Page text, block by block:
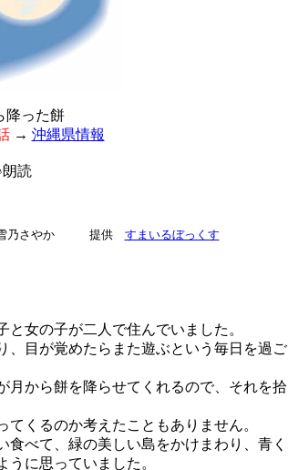
降った餅
→ 沖縄県情報
朗読
さやか 提供 すまいるぼっくす
女の子が二人で住んでいました。
目が覚めたらまた遊ぶという毎日を過ご
から餅を降らせてくれるので、それを拾
くるのか考えたこともありません。
べて、緑の美しい島をかけまわり、青く
に思っていました。